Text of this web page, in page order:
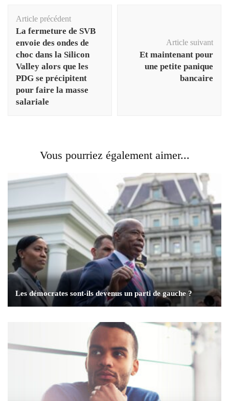
d'article
Article précédent
La fermeture de SVB
envoie des ondes de
choc dans la Silicon
Valley alors que les
PDG se précipitent
pour faire la masse
salariale
Article suivant
Et maintenant pour
une petite panique
bancaire
Vous pourriez également aimer...
Les démocrates sont-ils devenus un parti de gauche ?